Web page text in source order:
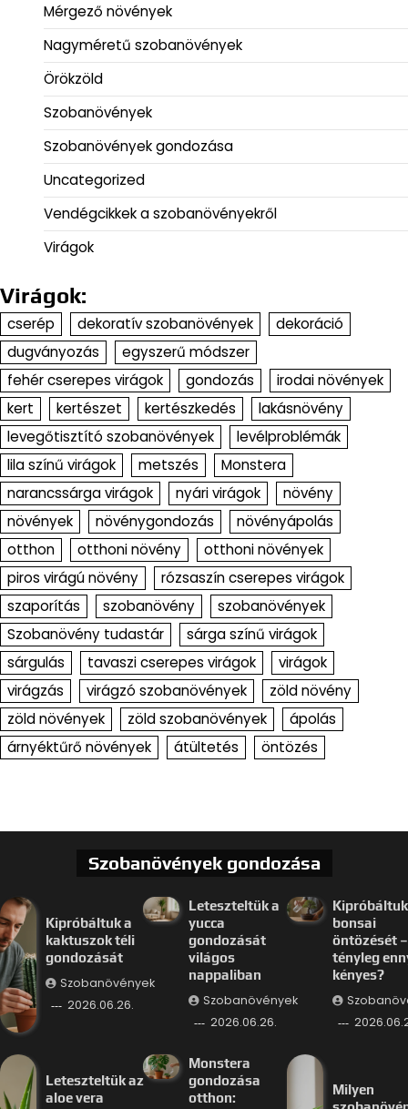
Mérgező növények
Nagyméretű szobanövények
Örökzöld
Szobanövények
Szobanövények gondozása
Uncategorized
Vendégcikkek a szobanövényekről
Virágok
Virágok:
cserép dekoratív szobanövények
dekoráció
dugványozás
egyszerű módszer
fehér cserepes virágok
gondozás
irodai növények
kert
kertészet kertészkedés
lakásnövény
levegőtisztító szobanövények
levélproblémák
lila színű virágok
metszés
Monstera
narancssárga virágok
nyári virágok
növény
növények
növénygondozás
növényápolás
otthon
otthoni növény
otthoni növények
piros virágú növény
rózsaszín cserepes virágok
szaporítás
szobanövény
szobanövények
Szobanövény tudastár
sárga színű virágok
sárgulás
tavaszi cserepes virágok
virágok
virágzás
virágzó szobanövények
zöld növény
zöld növények
zöld szobanövények
ápolás
árnyéktűrő növények
átültetés öntözés
Szobanövények gondozása
Kipróbáltuk a
kaktuszok téli
gondozását
Szobanövények
2026.06.26.
Leteszteltük a
yucca
gondozását
világos
nappaliban
Szobanövények
2026.06.26.
bonsai
öntözését –
tényleg
kényes?
Leteszteltük az
aloe vera
Monstera
gondozása
otthon:
Milyen